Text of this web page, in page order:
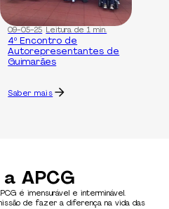
09-05-25 Leitura de 1 min.
4º Encontro de
Autorepresentantes de
Guimarães
Saber mais
APCG
é imensurável e interminável.
de fazer a diferença na vida das